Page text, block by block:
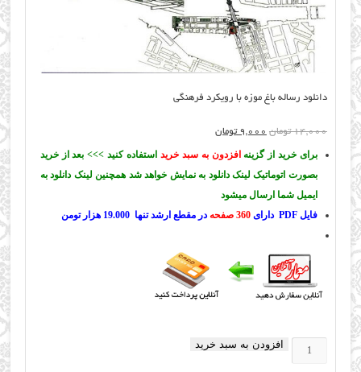
دانلود رساله باغ موزه با رویکرد فرهنگی
14,000 تومان قیمت
اصلی:
14,000 تومان
بود.
9,000 تومانقیمت
فعلی:
9,000 تومان.
برای خرید از گزینه افزدون به سبد خرید استفاده کنید >>> بعد از خرید
بصورت اتوماتیک لینک دانلود به نمایش خواهد شد همچنین لینک دانلود به
ایمیل شما ارسال میشود
فایل PDF دارای
360 صفحه در مقطع ارشد تنها 19.000 هزار تومن
دانلود
افزودن به سبد خرید